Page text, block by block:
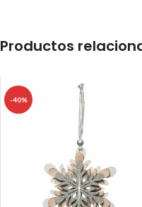
Productos
-40%